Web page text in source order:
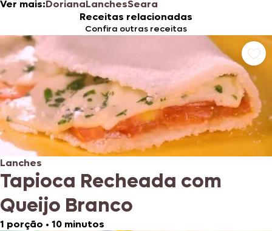
Ver mais:DorianaLanchesSeara
Receitas relacionadas
Confira outras receitas
Lanches
Tapioca Recheada com
Queijo Branco
1 porção • 10 minutos